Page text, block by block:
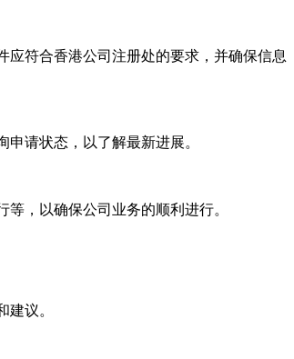
符合香港公司注册处的要求，并确保信息
请状态，以了解最新进展。
，以确保公司业务的顺利进行。
议。